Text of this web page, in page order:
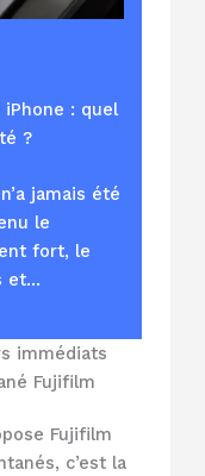
: quel
?
jamais été
le
fort, le
et…
immédiats
Fujifilm
Fujifilm
c’est la